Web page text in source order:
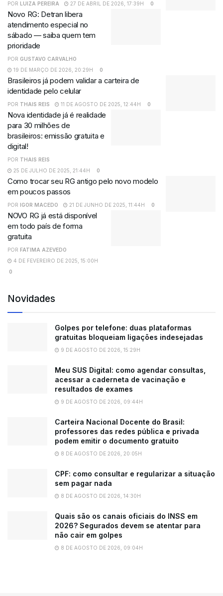
POR LUIZA PEREIRA 27 DE ABRIL DE 2026, 17:39H 0
Novo RG: Detran libera
atendimento especial no
sábado — saiba quem tem
prioridade
POR GUSTAVO CARVALHO
19 DE MARÇO DE 2026, 20:29H
0
Brasileiros já podem validar a carteira de
identidade pelo celular
POR THAIS REIS 11 DE AGOSTO DE 2025, 12:44H 0
Nova identidade já é realidade
para 30 milhões de
brasileiros: emissão gratuita e
digital!
POR THAIS REIS
25 DE JULHO DE 2025, 21:44H
0
Como trocar seu RG antigo pelo novo modelo
em poucos passos
POR IGOR MACEDO 21 DE JUNHO DE 2025, 11:44H 0
NOVO RG já está disponível
em todo país de forma
gratuita
POR FATIMA AZEVEDO
4 DE FEVEREIRO DE 2025, 15:00H
0
Novidades
Golpes por telefone: duas plataformas
gratuitas bloqueiam ligações indesejadas
9 DE AGOSTO DE 2026, 15:29H
Meu SUS Digital: como agendar consultas,
acessar a caderneta de vacinação e
resultados de exames
9 DE AGOSTO DE 2026, 09:44H
Carteira Nacional Docente do Brasil:
professores das redes pública e privada
podem emitir o documento gratuito
8 DE AGOSTO DE 2026, 20:05H
CPF: como consultar e regularizar a situação
sem pagar nada
8 DE AGOSTO DE 2026, 14:30H
Quais são os canais oficiais do INSS em
2026? Segurados devem se atentar para
não cair em golpes
8 DE AGOSTO DE 2026, 09:04H